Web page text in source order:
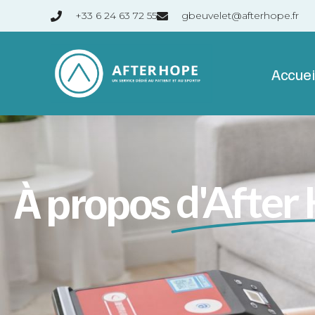
+33 6 24 63 72 55 gbeuvelet@afterhope.fr
À proposd'After